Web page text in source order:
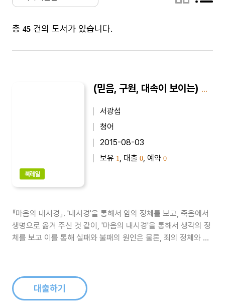
총 45 건의 도서가 있습니다.
북레일
(믿음, 구원, 대속이 보이는) 마음의 내시경
서광섭
청어
2015-08-03
보유 1 , 대출 0 , 예약 0
『마음의 내시경』. '내시경'을 통해서 암의 정체를 보고, 죽음에서
생명으로 옮겨 주신 것 같이, '마음의 내시경'을 통해서 생각의 정
체를 보고 이를 통해 실패와 불패의 원인은 물론, 죄의 정체와 인
대출하기